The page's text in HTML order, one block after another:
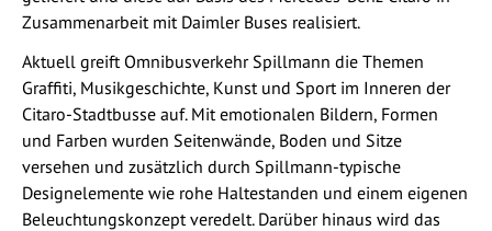
Zusammenarbeit mit Daimler Buses realisiert.
Aktuell greift Omnibusverkehr Spillmann die Themen
Graffiti, Musikgeschichte, Kunst und Sport im Inneren der
Citaro-Stadtbusse auf. Mit emotionalen Bildern, Formen
und Farben wurden Seitenwände, Boden und Sitze
versehen und zusätzlich durch Spillmann-typische
Designelemente wie rohe Haltestanden und einem eigenen
Beleuchtungskonzept veredelt. Darüber hinaus wird das